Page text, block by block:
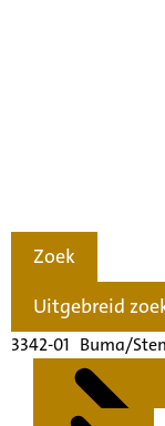
Zoek
Uitgebreid
3342-01 Buma/